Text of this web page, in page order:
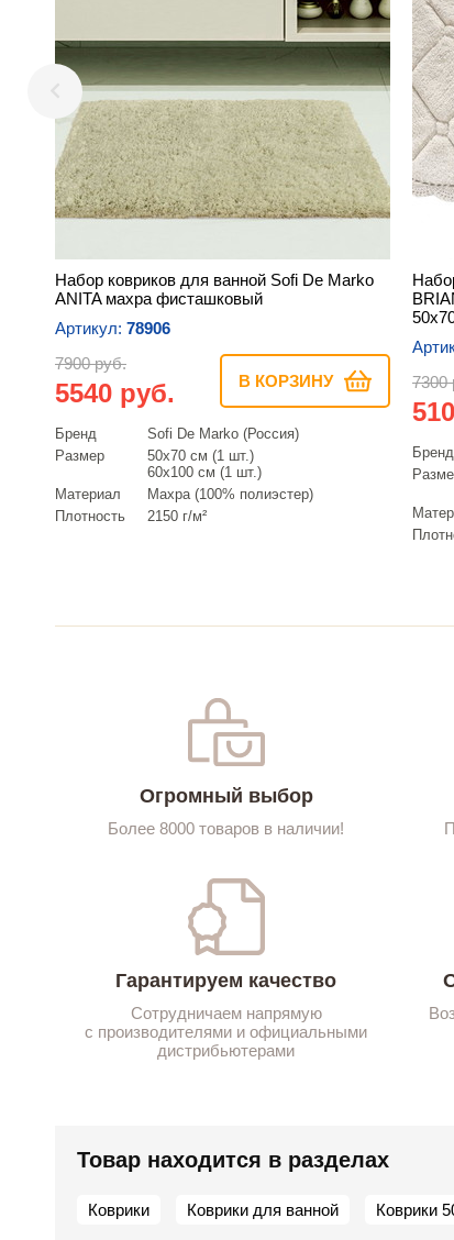
Набор ковриков для ванной Sofi De Marko
ANITA махра фисташковый
Артикул: 78906
7900 руб.
5540 руб. В КОРЗИНУ
Бренд
Sofi De Marko (Россия)
Размер
50х70 см (1 шт.)
60х100 см (1 шт.)
Материал
Махра (100% полиэстер)
Плотность
2150 г/м²
7300
Бренд
Огромный выбор
Более 8000 товаров в наличии!
Гарантируем качество
Сотрудничаем напрямую
с производителями и официальными
дистрибьютерами
Товар находится в разделах
Коврики Коврики для ванной Коврики